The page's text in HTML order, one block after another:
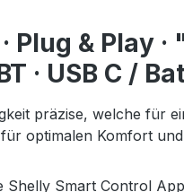
& Play ·
· USB C /
präzise, welche für
optimalen Komfort
Smart Control